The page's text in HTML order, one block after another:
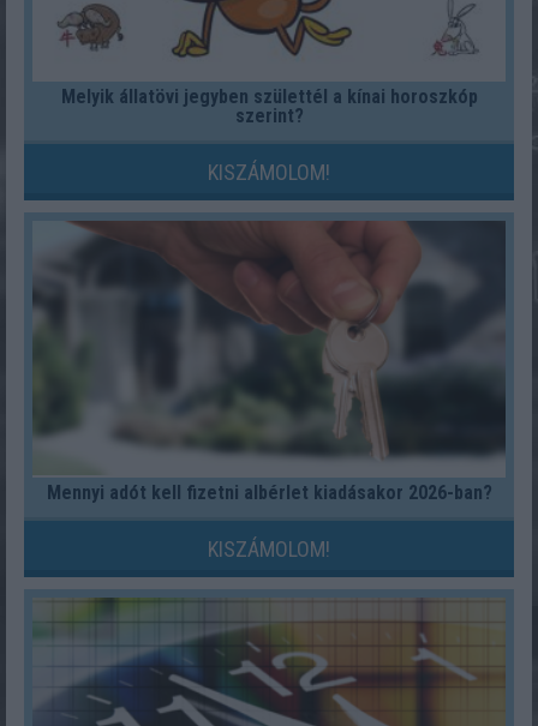
Melyik állatövi jegyben születtél a kínai horoszkóp
szerint?
KISZÁMOLOM!
Mennyi adót kell fizetni albérlet kiadásakor 2026-ban?
KISZÁMOLOM!